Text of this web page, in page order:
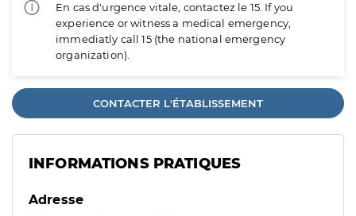
En cas d'urgence vitale, contactez le 15. If you
experience or witness a medical emergency,
immediatly call 15 (the national emergency
organization).
CONTACTER L'ÉTABLISSEMENT
INFORMATIONS PRATIQUES
Adresse